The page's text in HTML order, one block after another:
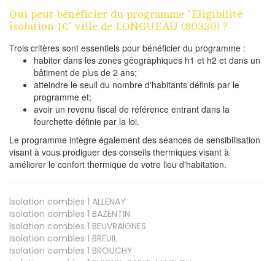
Qui peut bénéficier du programme "Eligibilité
isolation 1€" ville de LONGUEAU (80330) ?
Trois critères sont essentiels pour bénéficier du programme :
habiter dans les zones géographiques h1 et h2 et dans un
bâtiment de plus de 2 ans;
atteindre le seuil du nombre d'habitants définis par le
programme et;
avoir un revenu fiscal de référence entrant dans la
fourchette définie par la loi.
Le programme intègre également des séances de sensibilisation
visant à vous prodiguer des conseils thermiques visant à
améliorer le confort thermique de votre lieu d'habitation.
Isolation combles 1 ALLENAY
Isolation combles 1 BAZENTIN
Isolation combles 1 BEUVRAIGNES
Isolation combles 1 BREUIL
Isolation combles 1 BROUCHY